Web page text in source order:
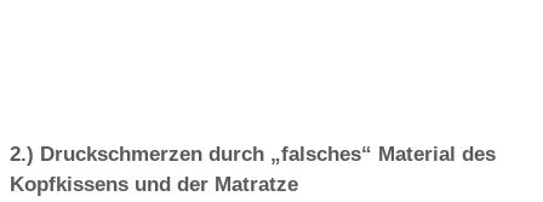
2.) Druckschmerzen durch „falsches“ Material des
Kopfkissens und der Matratze